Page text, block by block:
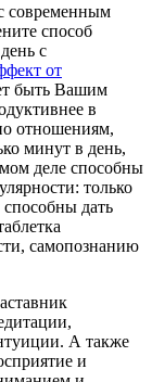
современным
способ
с
от
быть Вашим
в
отношениям,
минут в день,
деле способны
только
дать
самопознанию
А также
и